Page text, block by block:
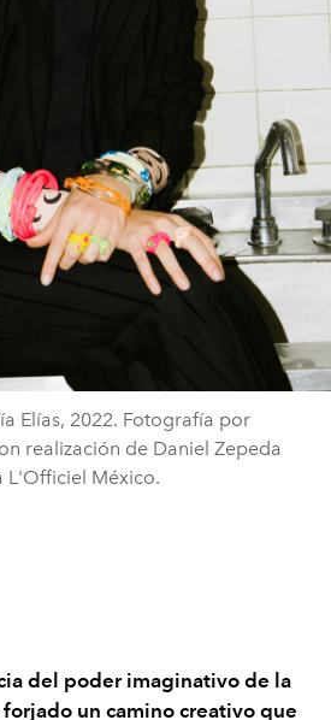
Elías, 2022. Fotografía por
realización de Daniel Zepeda
L'Officiel México.
del poder imaginativo de la
forjado un camino creativo que